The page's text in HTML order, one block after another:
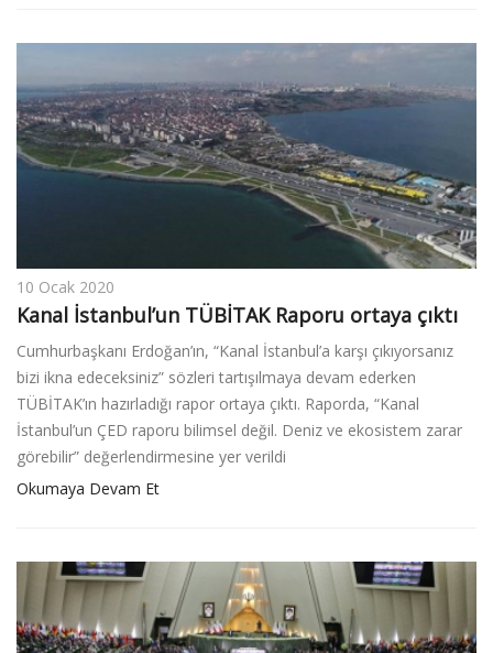
10 Ocak 2020
Kanal İstanbul’un TÜBİTAK Raporu ortaya çıktı
Cumhurbaşkanı Erdoğan’ın, “Kanal İstanbul’a karşı çıkıyorsanız
bizi ikna edeceksiniz” sözleri tartışılmaya devam ederken
TÜBİTAK’ın hazırladığı rapor ortaya çıktı. Raporda, “Kanal
İstanbul’un ÇED raporu bilimsel değil. Deniz ve ekosistem zarar
görebilir” değerlendirmesine yer verildi
Okumaya Devam Et